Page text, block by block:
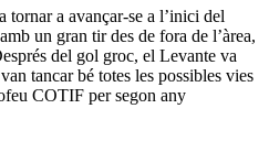
a avançar-se a l’inici del
un gran tir des de fora de l’àrea,
del gol groc, el Levante va
tancar bé totes les possibles vies
COTIF per segon any